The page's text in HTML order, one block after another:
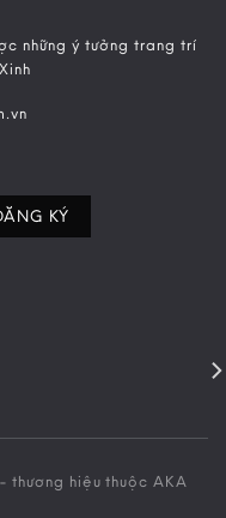
những ý tưởng trang trí
thương hiệu thuộc AKA